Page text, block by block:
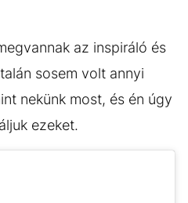
az inspiráló és
sosem volt annyi
nekünk most, és én úgy
ezeket.